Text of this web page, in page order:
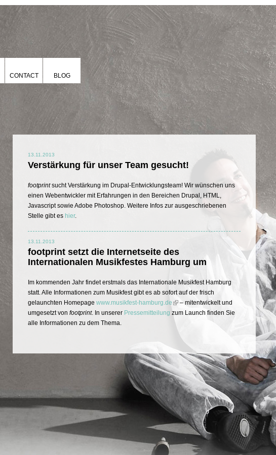
CONTACT BLOG
13.11.2013
Verstärkung für unser Team gesucht!
footprintsucht Verstärkung im Drupal-Entwicklungsteam! Wir wünschen uns
einen Webentwickler mit Erfahrungen in den Bereichen Drupal, HTML,
Javascript sowie Adobe Photoshop. Weitere Infos zur ausgeschriebenen
Stelle gibt es hier.
13.11.2013
footprint setzt die Internetseite des
Internationalen Musikfestes Hamburg um
Im kommenden Jahr findet erstmals das Internationale Musikfest Hamburg
statt. Alle Informationen zum Musikfest gibt es ab sofort auf der frisch
gelaunchten Homepage www.musikfest-hamburg.de
– mitentwickelt und
umgesetzt von footprint. In unserer Pressemitteilung zum Launch finden Sie
alle Informationen zu dem Thema.